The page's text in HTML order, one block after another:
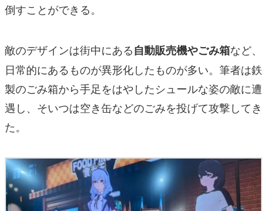
倒すことができる。
敵のデザインは街中にある自動販売機やごみ箱など、
日常的にあるものが異形化したものが多い。筆者は鉄
製のごみ箱から手足をはやしたシュールな姿の敵に遭
遇し、そいつは空き缶などのごみを投げて攻撃してき
た。